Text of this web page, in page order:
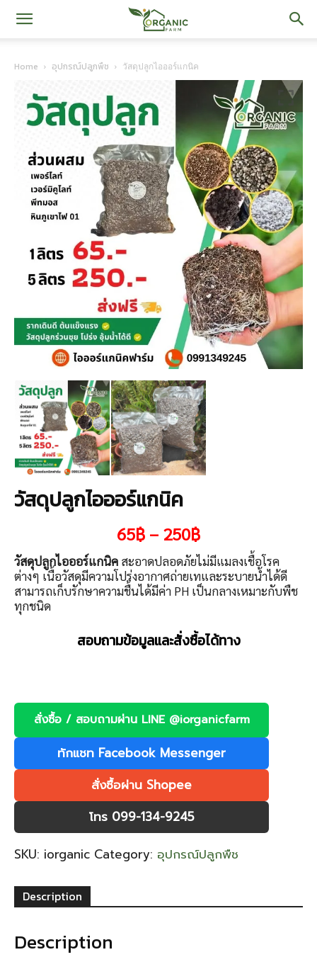
iOrganic
Home อุปกรณ์ปลูกพืช วัสดุปลูกไอออร์แกนิค
วัสดุปลูกไอออร์แกนิค
65฿ – 250฿Price
65฿
through
250฿
วัสดุปลูกไอออร์แกนิค สะอาดปลอดภัยไม่มีแมลงเชื้อโรค
ต่างๆ เนื้อวัสดุมีความโปร่งอากาศถ่ายเทและระบายน้ำได้ดี
สามารถเก็บรักษาความชื้นได้มีค่า PH เป็นกลางเหมาะกับพืช
ทุกชนิด
สอบถามข้อมูลและสั่งซื้อได้ทาง
สั่งซื้อ / สอบถามผ่าน LINE @iorganicfarm
ทักแชท Facebook Messenger
สั่งซื้อผ่าน Shopee
โทร 099-134-9245
SKU: iorganic Category: อุปกรณ์ปลูกพืช
Description
Description